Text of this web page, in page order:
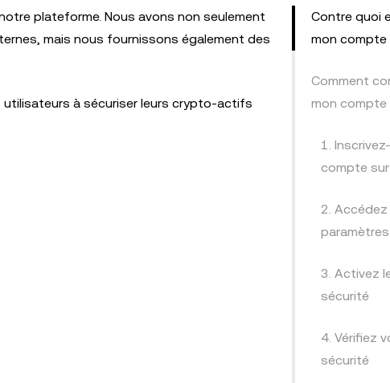
plateforme. Nous avons non seulement
mais nous fournissons également des
à sécuriser leurs crypto-actifs
Contre quoi
mon compte
Comment
mon compte
1.
compte sur
2.
3. Activez
sécurité
4. Vérifiez
sécurité